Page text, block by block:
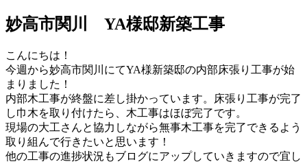
妙高市関川 YA様邸新築工事
こんにちは！
今週から妙高市関川にてYA様新築邸の内部床張り工事が始
まりました！
内部木工事が終盤に差し掛かっています。床張り工事が完了
し巾木を取り付けたら、木工事はほぼ完了です。
現場の大工さんと協力しながら無事木工事を完了できるよう
取り組んで行きたいと思います！
他の工事の進捗状況もブログにアップしていきますので宜し